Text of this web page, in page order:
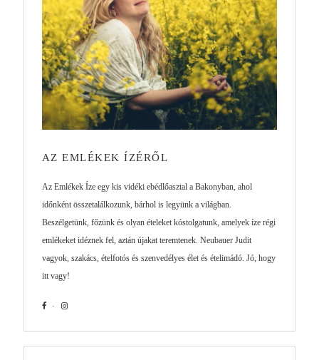
AZ EMLÉKEK ÍZÉRŐL
Az Emlékek Íze egy kis vidéki ebédlőasztal a Bakonyban, ahol
időnként összetalálkozunk, bárhol is legyünk a világban.
Beszélgetünk, főzünk és olyan ételeket kóstolgatunk, amelyek íze régi
emlékeket idéznek fel, aztán újakat teremtenek. Neubauer Judit
vagyok, szakács, ételfotós és szenvedélyes élet és ételimádó. Jó, hogy
itt vagy!